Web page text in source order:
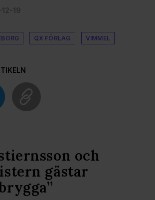
19
QX FÖRLAG VIMMEL
och
gästar